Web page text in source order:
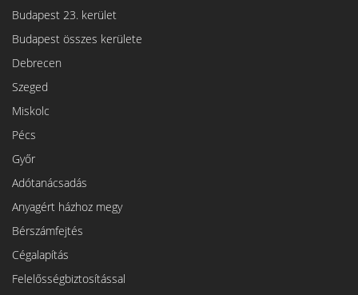
Budapest 23. kerület
Budapest összes kerülete
Debrecen
Szeged
Miskolc
Pécs
Győr
Adótanácsadás
Anyagért házhoz megy
Bérszámfejtés
Cégalapítás
Felelősségbiztosítással